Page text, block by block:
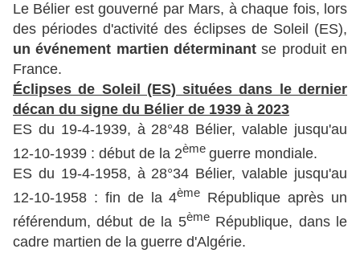
Le Bélier est gouverné par Mars, à chaque fois, lors
des périodes d'activité des éclipses de Soleil (ES),
un événement martien déterminant se produit en
France.
Éclipses de Soleil (ES) situées dans le dernier
décan du signe du Bélier de 1939 à 2023
ES du 19-4-1939, à 28°48 Bélier, valable jusqu'au
12-10-1939 : début de la 2ème guerre mondiale.
ES du 19-4-1958, à 28°34 Bélier, valable jusqu'au
12-10-1958 : fin de la 4ème République après un
référendum, début de la 5èmeRépublique, dans le
cadre martien de la guerre d'Algérie.